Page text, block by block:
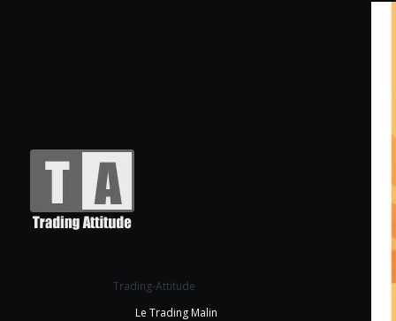
Trading-Attitude
Le Trading Malin